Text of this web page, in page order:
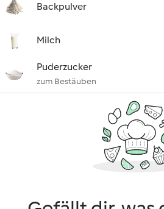
Backpulver
Milch
Puderzucker
zum Bestäuben